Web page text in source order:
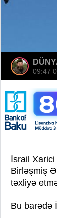
09:47
İsrail
Birləşmiş
təxliyə
Bu barədə